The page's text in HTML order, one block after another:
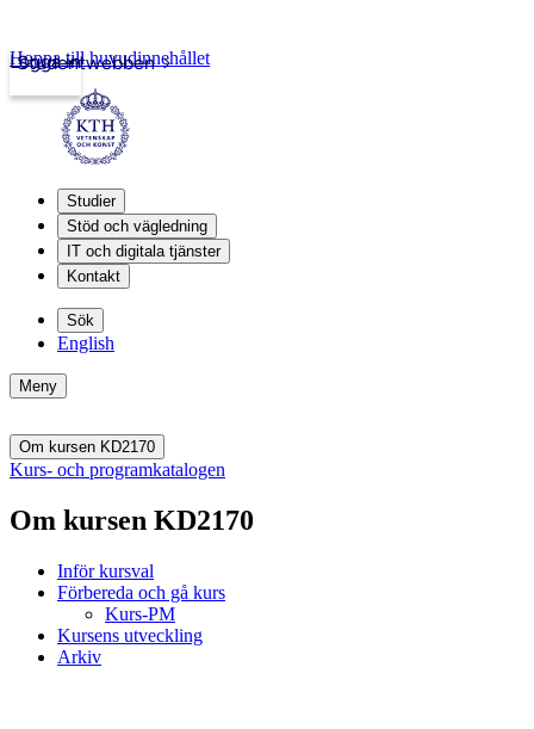
Studentwebben
Logga in
Hoppa till huvudinnehållet
Studier
Stöd och vägledning
IT och digitala tjänster
Kontakt
Sök
English
Meny
Om kursen KD2170
Kurs- och programkatalogen
Om kursen KD2170
Inför kursval
Förbereda och gå kurs
Kurs-PM
Kursens utveckling
Arkiv